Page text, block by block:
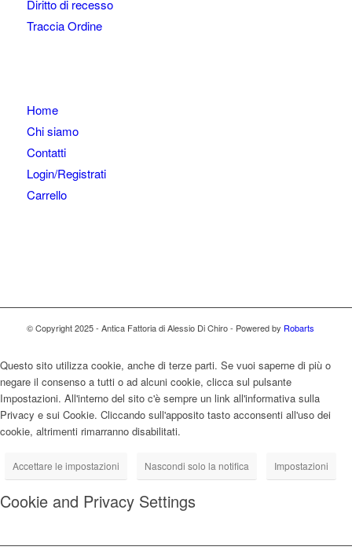
Diritto di recesso
Traccia Ordine
Home
Chi siamo
Contatti
Login/Registrati
Carrello
© Copyright 2025 - Antica Fattoria di Alessio Di Chiro - Powered by Robarts
Questo sito utilizza cookie, anche di terze parti. Se vuoi saperne di più o
negare il consenso a tutti o ad alcuni cookie, clicca sul pulsante
Impostazioni. All'interno del sito c'è sempre un link all'informativa sulla
Privacy e sui Cookie. Cliccando sull'apposito tasto acconsenti all'uso dei
cookie, altrimenti rimarranno disabilitati.
Accettare le impostazioni Nascondi solo la notifica Impostazioni
Cookie and Privacy Settings